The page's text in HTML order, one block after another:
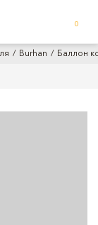
0
Burhan Баллон